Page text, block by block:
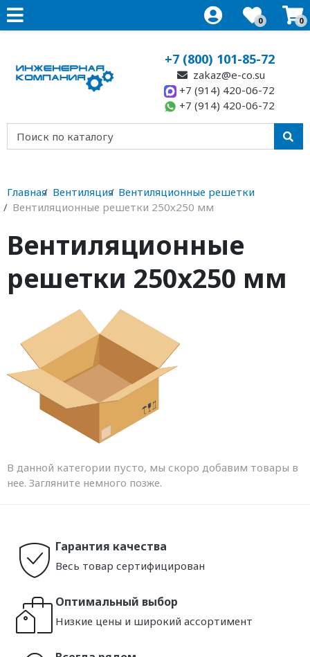
0 0
+7 (800) 101-85-72
zakaz@e-co.su
+7 (914) 420-06-72
+7 (914) 420-06-72
Главная Вентиляция Вентиляционные решетки
Вентиляционные решетки 250х250 мм
Вентиляционные
решетки 250х250 мм
В данной категории пусто, мы скоро добавим товары в
нее. Загляните немного позже.
Гарантия качества
Весь товар сертифицирован
Оптимальный выбор
Низкие цены и широкий ассортимент